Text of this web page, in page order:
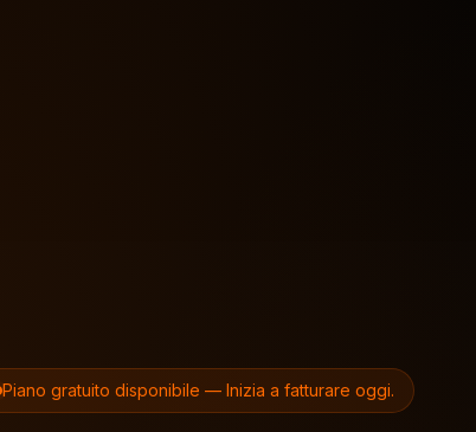
Piano gratuito disponibile — Inizia a fatturare oggi.